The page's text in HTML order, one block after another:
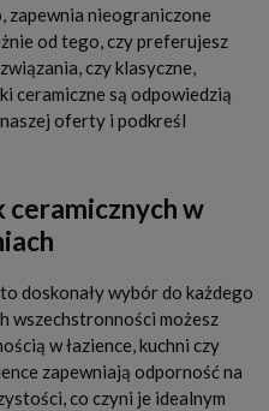
zapewnia nieograniczone
od tego, czy preferujesz
czy klasyczne,
ceramiczne są odpowiedzią
oferty i podkreśl
ceramicznych w
doskonały wybór do każdego
wszechstronności możesz
w łazience, kuchni czy
zapewniają odporność na
co czyni je idealnym